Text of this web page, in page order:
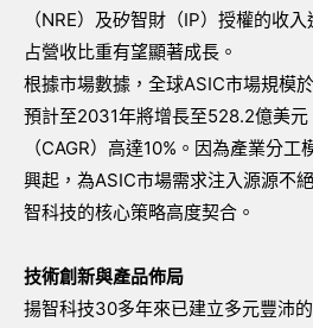
（NRE）及矽智財（IP）授權的收
占營收比重有望顯著成長。
根據市場數據，全球ASIC市場規模
預計至2031年將增長至528.2億美
（CAGR）高達10%。因為產業分
興起，為ASIC市場需求注入源源不
智科技的核心策略高度契合。
技術創新與產品佈局
揚智科技30多年來已建立多元豐沛